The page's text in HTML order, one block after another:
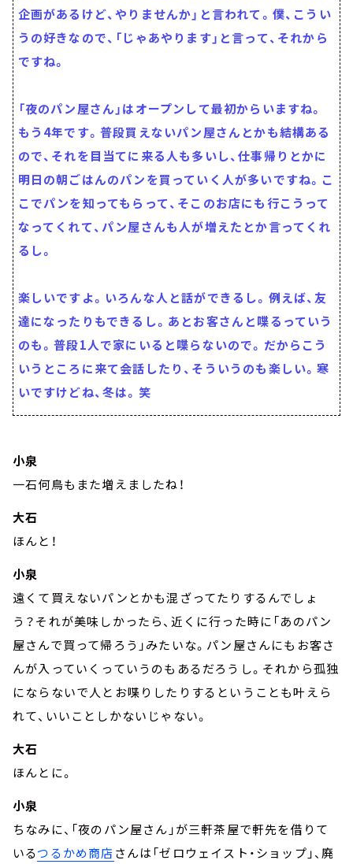
企画があるけど、やりませんか」と言われて。僕、こうい
うの好きなので、「じゃあやります」と言って、それから
ですね。
「夜のパン屋さん」はオープンして最初からいますね。
もう4年です。普段買えないパン屋さんとかも結構ある
ので、それを目当てに来る人も多いし、仕事帰りとかに
明日の朝ごはんのパンを買っていく人が多いですね。こ
こでパンを知ってもらって、そこのお店にも行こうって
なってくれて、パン屋さんも人が増えたとか言ってくれ
るし。
楽しいですよ。いろんな人と話ができるし。例えば、友
達になったりもできるし。あとお客さんと喋るっていう
のも。普段1人で家にいると喋らないので。だからこう
いうところに来て会話したり、そういうのも楽しい。寒
いですけどね、冬は。笑
小泉
一石何鳥もまた増えましたね！
大石
ほんと！
小泉
遠くて買えないパンとかも混ざってたりするんでしょ
う？それが美味しかったら、近くに行った時に「あのパン
屋さんで買って帰ろう」みたいな。パン屋さんにもお客さ
んが入っていくっていうのもあるだろうし。それから孤独
にならないで人とお喋りしたりするということも叶えら
れて、いいことしかないじゃない。
大石
ほんとに。
小泉
ちなみに、「夜のパン屋さん」が三軒茶屋で軒先を借りて
いるつるかめ商店 さんは「ゼロウェイスト・ショップ」、廃